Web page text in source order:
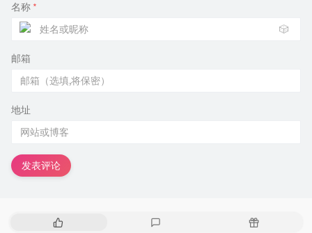
名称 *
🎲
邮箱
地址
发表评论
热
随